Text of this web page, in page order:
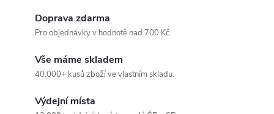
Doprava zdarma
Pro objednávky v hodnotě nad 700 Kč.
Vše máme skladem
40.000+ kusů zboží ve vlastním skladu.
Výdejní místa